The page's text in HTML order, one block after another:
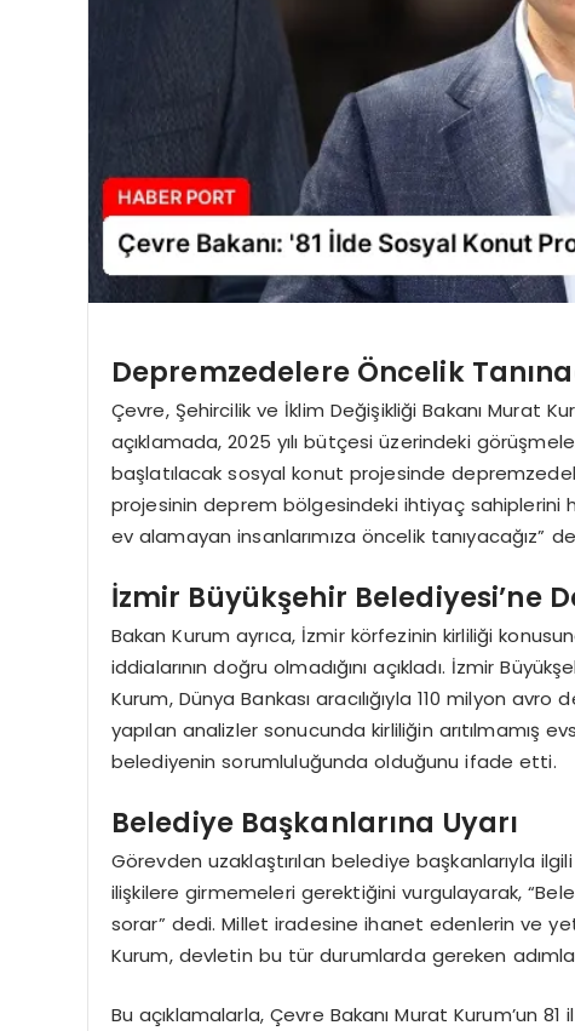
Depremzedelere Öncelik
Çevre, Şehircilik ve İklim Değişikliği Bakanı Murat
açıklamada, 2025 yılı bütçesi üzerindeki
başlatılacak sosyal konut projesinde
projesinin deprem bölgesindeki ihtiyaç sahiplerini
ev alamayan insanlarımıza öncelik tanıyacağız”
İzmir Büyükşehir Belediyesi’ne
Bakan Kurum ayrıca, İzmir körfezinin kirliliği
iddialarının doğru olmadığını açıkladı. İzmir
Kurum, Dünya Bankası aracılığıyla 110 milyon
yapılan analizler sonucunda kirliliğin arıtılmamış
belediyenin sorumluluğunda olduğunu ifade etti.
Belediye Başkanlarına Uyarı
Görevden uzaklaştırılan belediye başkanlarıyla
ilişkilere girmemeleri gerektiğini vurgulayarak,
sorar” dedi. Millet iradesine ihanet edenlerin ve
Kurum, devletin bu tür durumlarda gereken
Bu açıklamalarla, Çevre Bakanı Murat Kurum’un